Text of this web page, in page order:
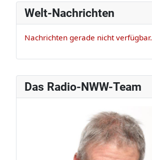
Das Radio-NWW-Team
Welt-Nachrichten
Nachrichten gerade nicht verfügbar.